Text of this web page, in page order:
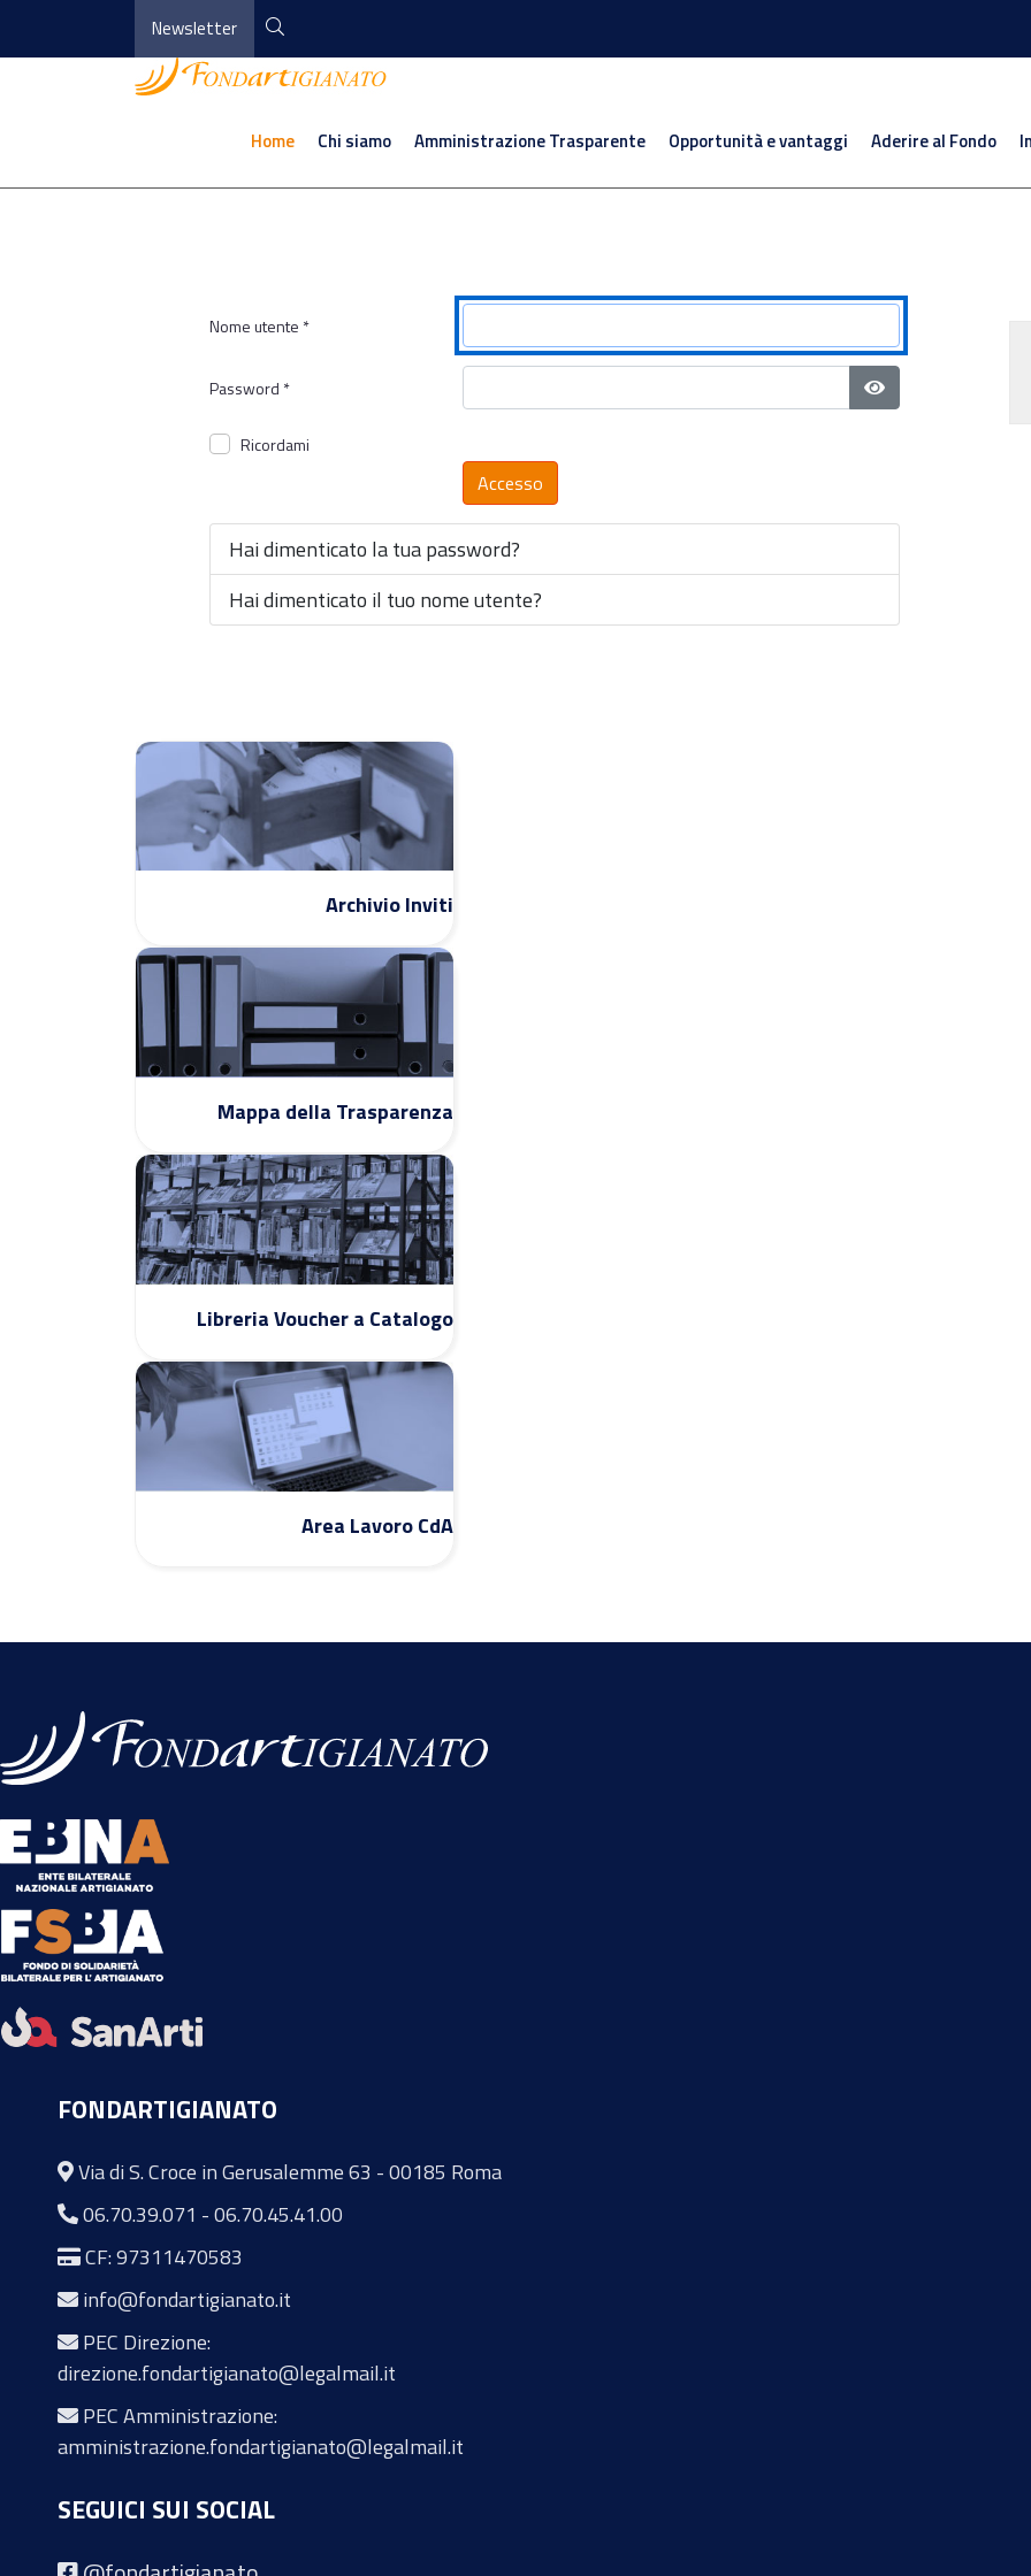
Newsletter
Home Chi siamo Amministrazione Trasparente Opportunità e vantaggi Aderire al Fondo
Nome utente *
Password *
Mostra password
Ricordami
Accesso
Hai dimenticato la tua password?
Hai dimenticato il tuo nome utente?
Archivio Inviti
Mappa della Trasparenza
Libreria Voucher a Catalogo
Area Lavoro CdA
FONDARTIGIANATO
Via di S. Croce in Gerusalemme 63 - 00185 Roma
06.70.39.071 -06.70.45.41.00
CF: 97311470583
info@fondartigianato.it
PEC Direzione:
direzione.fondartigianato@legalmail.it
PEC Amministrazione:
amministrazione.fondartigianato@legalmail.it
SEGUICI SUI SOCIAL